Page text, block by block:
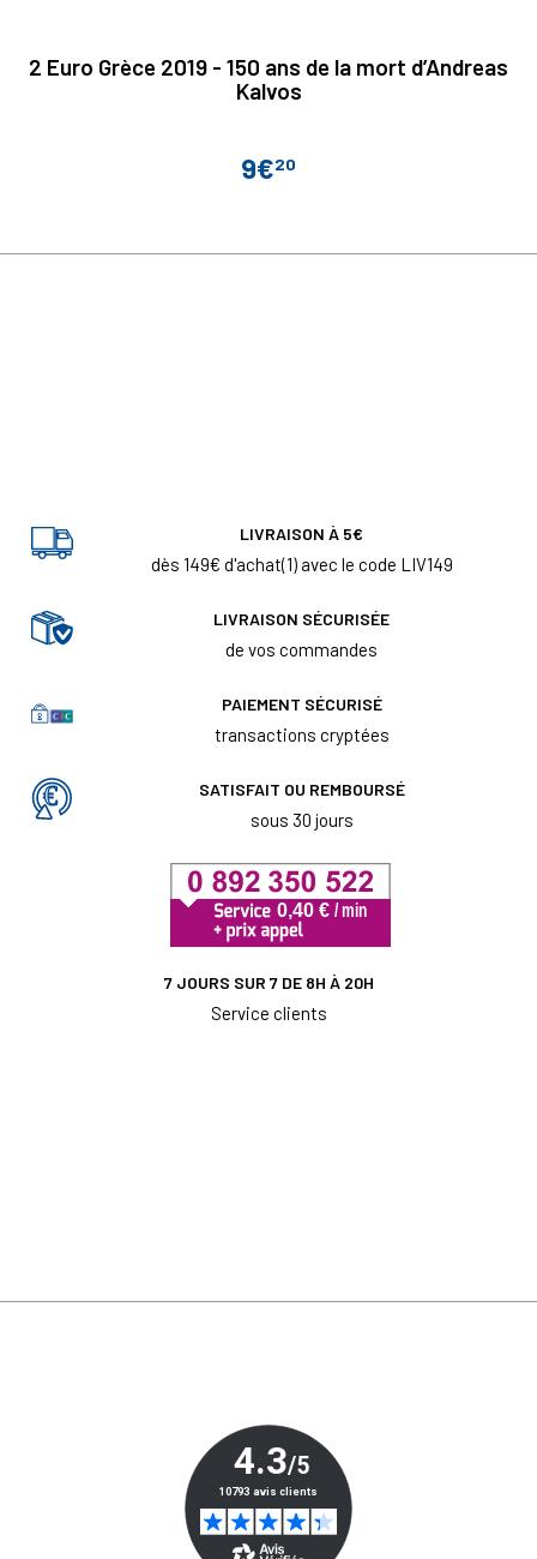
2 Euro Grèce 2019 - 150 ans de la mort d’Andreas
Kalvos
Prix
9€20
LIVRAISON À 5€
dès 149€ d'achat(1) avec le code LIV149
LIVRAISON SÉCURISÉE
de vos commandes
PAIEMENT SÉCURISÉ
transactions cryptées
SATISFAIT OU REMBOURSÉ
sous 30 jours
7 JOURS SUR 7 DE 8H À 20H
Service clients